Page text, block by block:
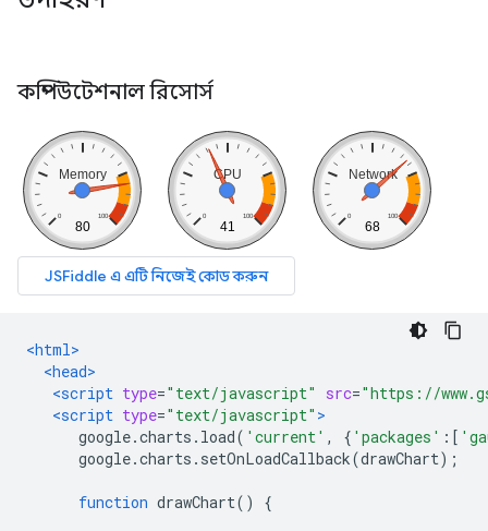
<html>
<head>
<script type="text/javascript" src="https://
<script type="text/javascript" >
google.charts . load( 'current' , { 'packages' :[
google.charts . setOnLoadCallback(drawChart);
function drawChart() {